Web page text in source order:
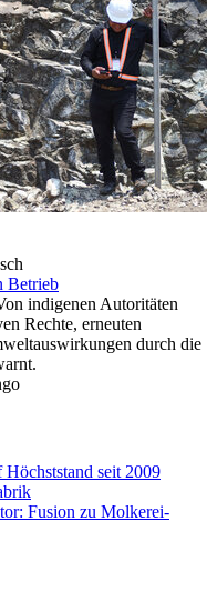
Betrieb
indigenen Autoritäten
Rechte, erneuten
durch die
seit 2009
Fusion zu Molkerei-